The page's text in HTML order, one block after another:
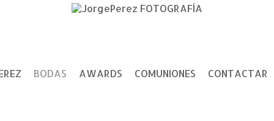
BODAS AWARDS COMUNIONES CONTACTAR